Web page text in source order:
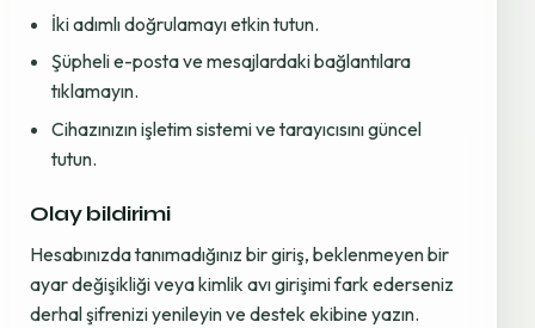
İki adımlı doğrulamayı etkin tutun.
Şüpheli e-posta ve mesajlardaki bağlantılara
tıklamayın.
Cihazınızın işletim sistemi ve tarayıcısını güncel
tutun.
Olay bildirimi
Hesabınızda tanımadığınız bir giriş, beklenmeyen bir
ayar değişikliği veya kimlik avı girişimi fark ederseniz
derhal şifrenizi yenileyin ve destek ekibine yazın.